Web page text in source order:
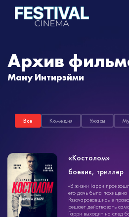
Архив
Ману Интирэйми
Все Комедия Ужасы
боевик
1ч. 32мин.
18+
«Костолом»
боевик, триллер
«В жизни Гарри
его дочь была похищена
Разочаровавшись в
решает действовать
Гарри выходит на след